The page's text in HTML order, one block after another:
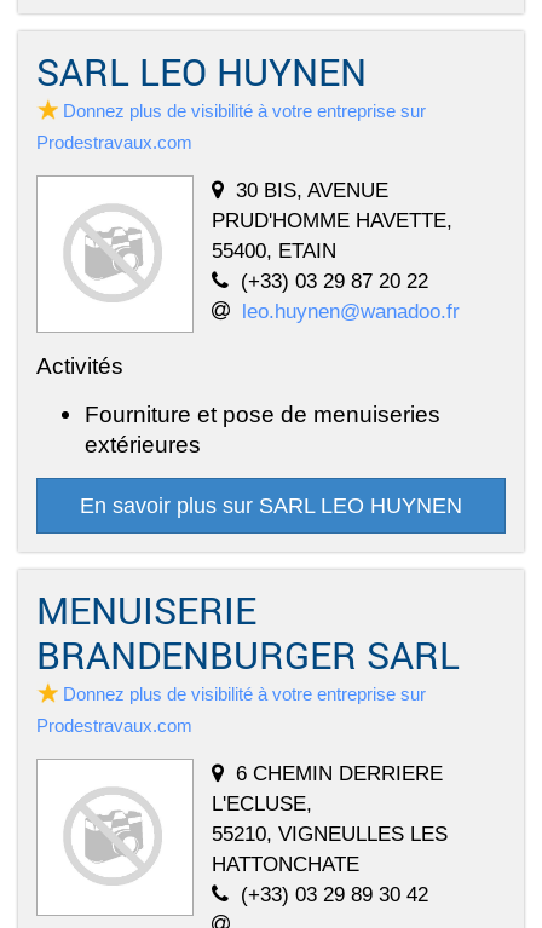
SARL LEO HUYNEN
Donnez plus de visibilité à votre entreprise sur
Prodestravaux.com
30 BIS, AVENUE
PRUD'HOMME HAVETTE,
55400, ETAIN
(+33) 03 29 87 20 22
leo.huynen@wanadoo.fr
Activités
Fourniture et pose de menuiseries
extérieures
En savoir plus sur SARL LEO HUYNEN
MENUISERIE
BRANDENBURGER SARL
Donnez plus de visibilité à votre entreprise sur
Prodestravaux.com
6 CHEMIN DERRIERE
L'ECLUSE,
55210, VIGNEULLES LES
HATTONCHATE
(+33) 03 29 89 30 42